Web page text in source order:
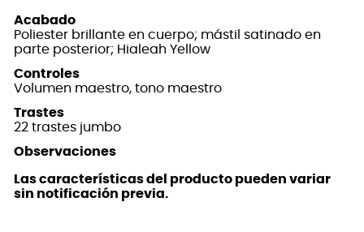
Acabado
Poliester brillante en cuerpo; mástil satinado en
parte posterior; Hialeah Yellow
Controles
Volumen maestro, tono maestro
Trastes
22 trastes jumbo
Observaciones
Las características del producto pueden variar
sin notificación previa.